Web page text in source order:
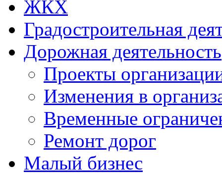
ЖКХ
Градостроительная
Дорожная деятельность
Проекты
Изменения в
Временные
Ремонт дорог
Малый бизнес